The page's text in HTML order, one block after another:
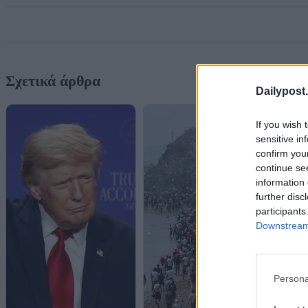
If you wish
sensitive
confirm
continue
information
further
Σχετικά άρθρα